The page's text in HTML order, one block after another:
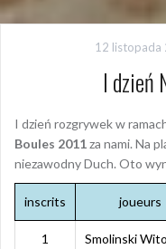
12 listopada
I dzień
I dzień rozgrywek w
Boules 2011za nami. Na
niezawodny Duch. Oto
inscrits joueurs
1 Smolinski